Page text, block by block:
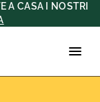
A CASA I NOSTRI